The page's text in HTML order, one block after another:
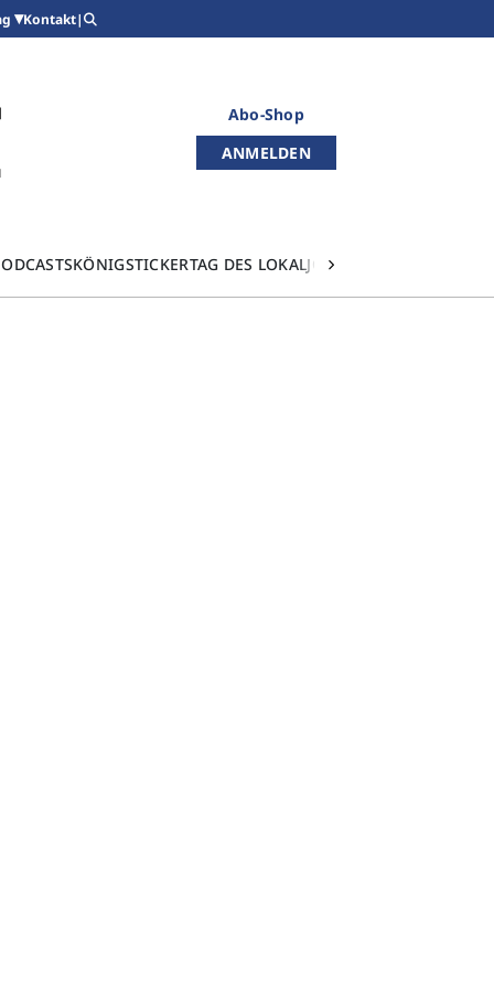
Kontakt|
Abo-Shop
ANMELDEN
KÖNIGSTICKERTAG DES LOKALJOURNALISMUS